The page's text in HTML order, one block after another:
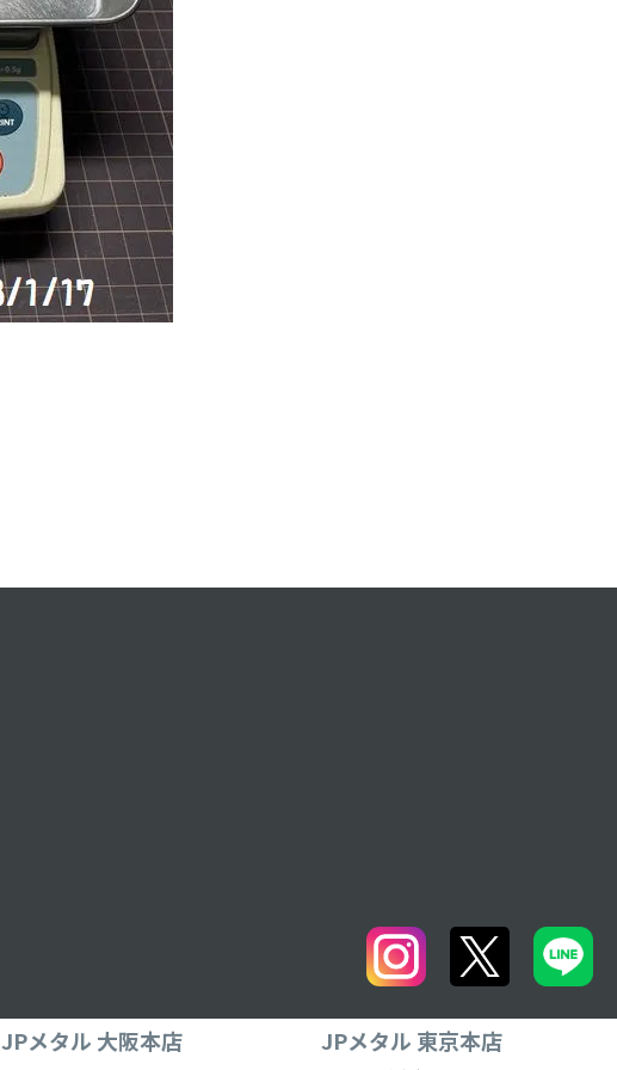
JPメタル 大阪本店 JPメタル 東京本店